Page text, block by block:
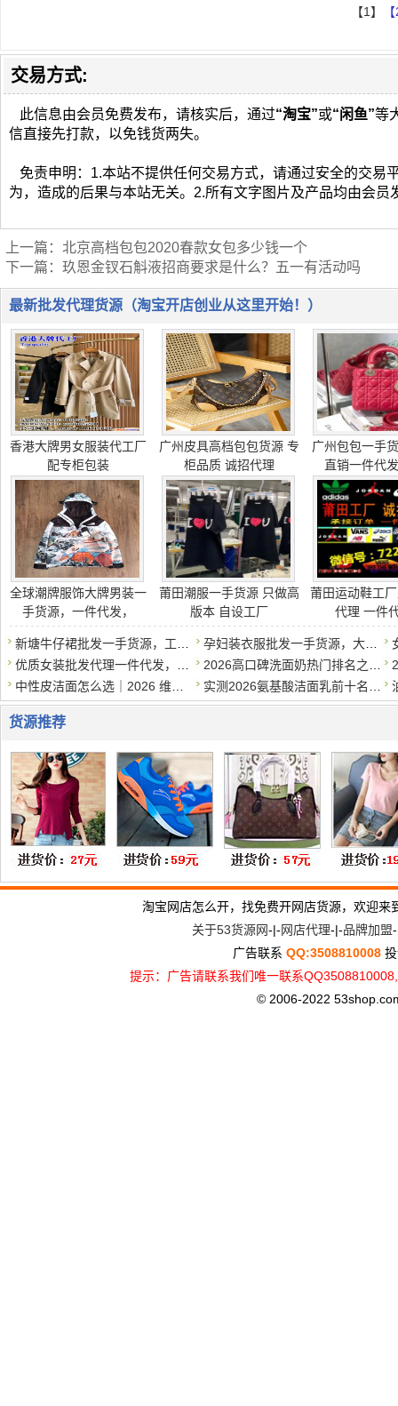
【1】
交易方式:
此信息由会员免费发布，请核实后，通过“淘宝”或“闲鱼”等
信直接先打款，以免钱货两失。
免责申明：1.本站不提供任何交易方式，请通过安全的交易
为，造成的后果与本站无关。2.所有文字图片及产品均由会
上一篇： 北京高档包包2020春款女包多少钱一个
下一篇： 玖恩金钗石斛液招商要求是什么？五一有活动吗
最新批发代理货源（淘宝开店创业从这里开始！）
香港大牌男女服装代工厂
配专柜包装
广州皮具高档包包货源 专
柜品质 诚招代理
广州包包一手
直销一件代
全球潮牌服饰大牌男装一
手货源，一件代发，
莆田潮服一手货源 只做高
版本 自设工厂
莆田运动鞋工
代理 一件
货源推荐
淘宝网店怎么开，找免费开网店货源，欢迎
关于53货源网-|-网店代理-|-品牌加盟
广告联系 QQ:3508810008
提示：广告请联系我们唯一联系
© 2006-2022